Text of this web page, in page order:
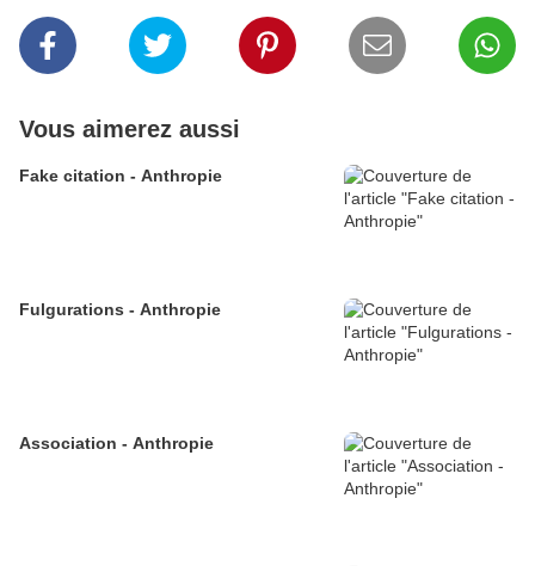
Vous aimerez aussi
Fake citation - Anthropie
Fulgurations - Anthropie
Association - Anthropie